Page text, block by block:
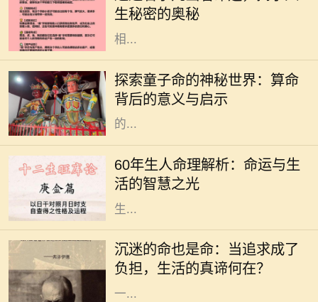
生秘密的奥秘
字的笔画数，常被认为与其五行属性
相...
探索童子命的神秘世界：算命
背后的意义与启示
在中国传统文化中，算命是一门古老
而神秘的艺术，涉及到命理、五行、
阴阳等多种哲学原理。童子命，作为
其中的一个重要概念，常常引发人们
的...
60年生人命理解析：命运与生
活的智慧之光
在中国传统文化中，命理学是一门博
大精深的学问。对于1960年出生的
人，俗称“60年生人”，他们的命理特
征，往往吸引着众多人的关注。根据
生...
沉迷的命也是命：当追求成了
负担，生活的真谛何在？
在这个快速发展的社会中，许多人为
了追求自己的兴趣与爱好，甚至是事
业，不惜陷入沉迷的状态。沉迷看似
是对某件事的热爱，但当热爱演变为
一...
在中国传统命理学中，五行是理解命